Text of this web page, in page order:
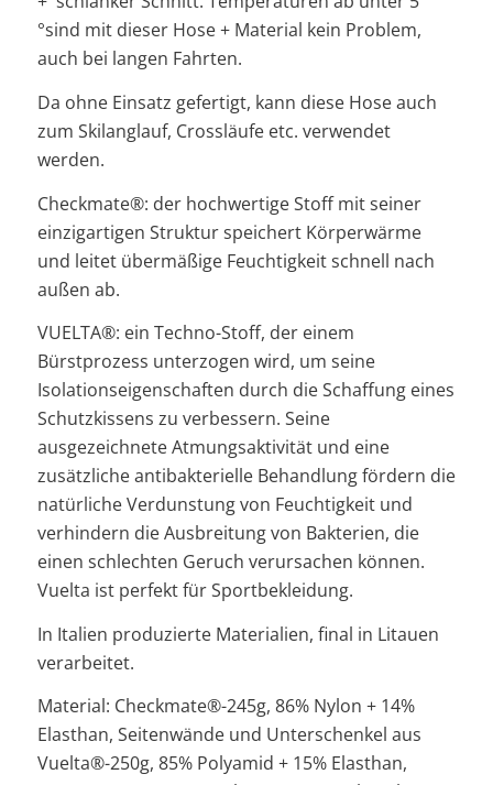
°sind mit dieser Hose + Material kein Problem,
auch bei langen Fahrten.
Da ohne Einsatz gefertigt, kann diese Hose auch
zum Skilanglauf, Crossläufe etc. verwendet
werden.
Checkmate®: der hochwertige Stoff mit seiner
einzigartigen Struktur speichert Körperwärme
und leitet übermäßige Feuchtigkeit schnell nach
außen ab.
VUELTA®: ein Techno-Stoff, der einem
Bürstprozess unterzogen wird, um seine
Isolationseigenschaften durch die Schaffung eines
Schutzkissens zu verbessern. Seine
ausgezeichnete Atmungsaktivität und eine
zusätzliche antibakterielle Behandlung fördern die
natürliche Verdunstung von Feuchtigkeit und
verhindern die Ausbreitung von Bakterien, die
einen schlechten Geruch verursachen können.
Vuelta ist perfekt für Sportbekleidung.
In Italien produzierte Materialien, final in Litauen
verarbeitet.
Material: Checkmate®-245g, 86% Nylon + 14%
Elasthan, Seitenwände und Unterschenkel aus
Vuelta®-250g, 85% Polyamid + 15% Elasthan,